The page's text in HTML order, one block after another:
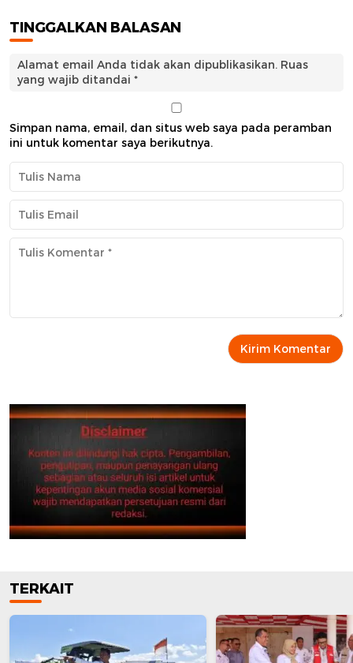
TINGGALKAN BALASAN
Alamat email Anda tidak akan dipublikasikan. Ruas
yang wajib ditandai *
Simpan nama, email, dan situs web saya pada peramban
ini untuk komentar saya berikutnya.
TERKAIT